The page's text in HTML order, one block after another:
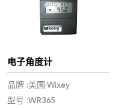
电子角度计
品牌 :美国·Wixey
型号 :WR365